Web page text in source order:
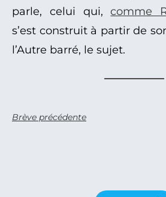
parle, celui qui,comme
s’est construit à partir de
l’Autre barré, le sujet.
Brève précédente